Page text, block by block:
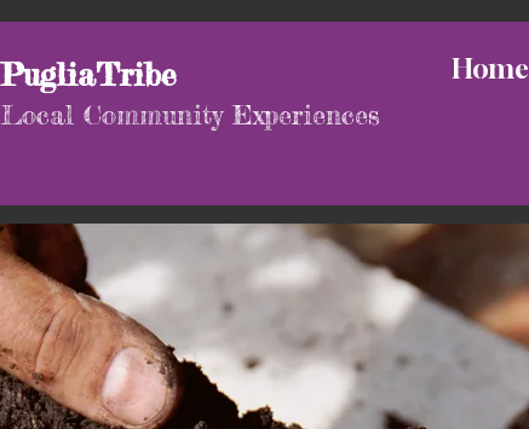
PugliaTribe
Local Community Experiences
Home